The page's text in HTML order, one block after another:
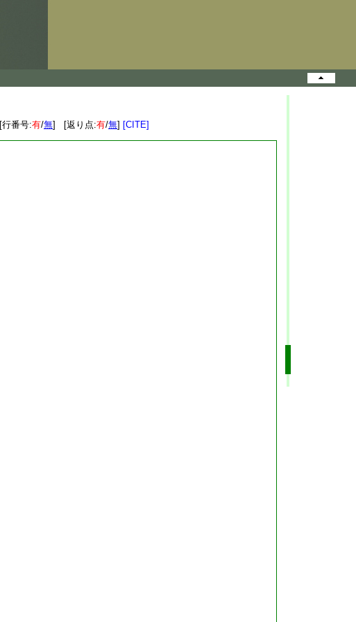
[行番号:有/無] [返り点:有/無] [CITE]